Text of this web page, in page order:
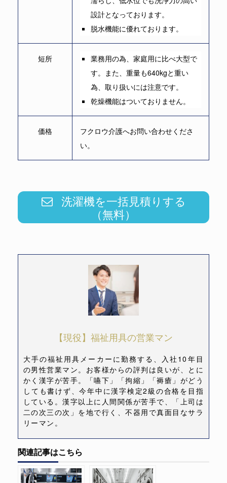
設計となっております。
脱水機能に優れております。
短所
業務用の為、家庭用に比べ大型で
す。また、重量も640kgと重い
為、取り扱いには注意です。
乾燥機能はついておりません。
価格
フクロウ介護へお問い合わせくださ
い。
洗濯機を一括見積りする
（無料）
【現役】福祉用具の営業マン
大手の福祉用具メーカーに勤務する、入社10年目
の男性営業マン。お客様からの評判は良いが、とに
かく漢字が苦手。「嚥下」「拘縮」「褥瘡」がどう
しても書けず、今年中に漢字検定2級の合格を目指
している。漢字以上に人間関係が苦手で、「上司は
二の次三の次」を地で行く、不器用で真面目なサラ
リーマン。
関連記事はこちら